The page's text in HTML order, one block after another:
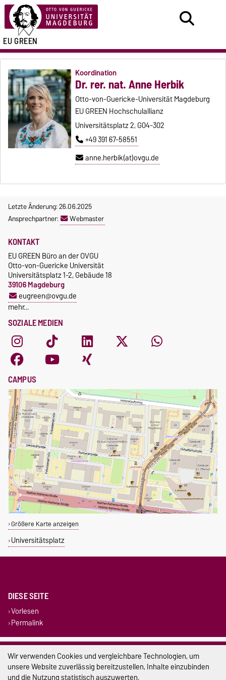
EU GREEN
Koordination
Dr. rer. nat. Anne Herbik
Otto-von-Guericke-Universität Magdeburg
EU GREEN Hochschulallianz
Universitätsplatz 2, G04-302
+49 391 67-58551
anne.herbik(at)ovgu.de
Letzte Änderung: 26.06.2025
Ansprechpartner:
Webmaster
SOZIALE MEDIEN
KONTAKT
EU GREEN Büro an der OVGU
Otto-von-Guericke Universität
Universitätsplatz 1-2, Gebäude 18
39106 Magdeburg
eugreen@ovgu.de
mehr…
CAMPUS
Größere Karte anzeigen
Universitätsplatz
DIESE SEITE
Vorlesen
Permalink
Impressum
Datenschutz
Wir verwenden Cookies und vergleichbare Technologien, um
unsere Website zuverlässig bereitzustellen, Inhalte einzubinden
und die Nutzung statistisch auszuwerten.